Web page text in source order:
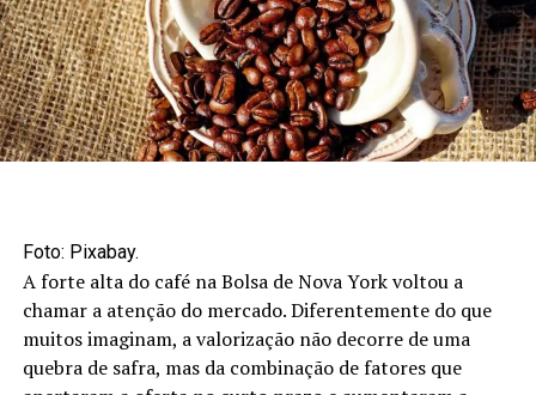
Foto: Pixabay.
A forte alta do café na Bolsa de Nova York voltou a
chamar a atenção do mercado. Diferentemente do que
muitos imaginam, a valorização não decorre de uma
quebra de safra, mas da combinação de fatores que